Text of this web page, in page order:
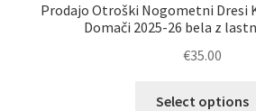
Prodajo Otroški Nogometni Dresi
Domači 2025-26 bela z
€35.00
Select options